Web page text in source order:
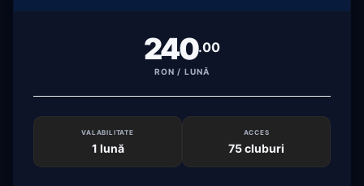
240.00
RON / LUNĂ
VALABILITATE
1 lună
ACCES
75 cluburi